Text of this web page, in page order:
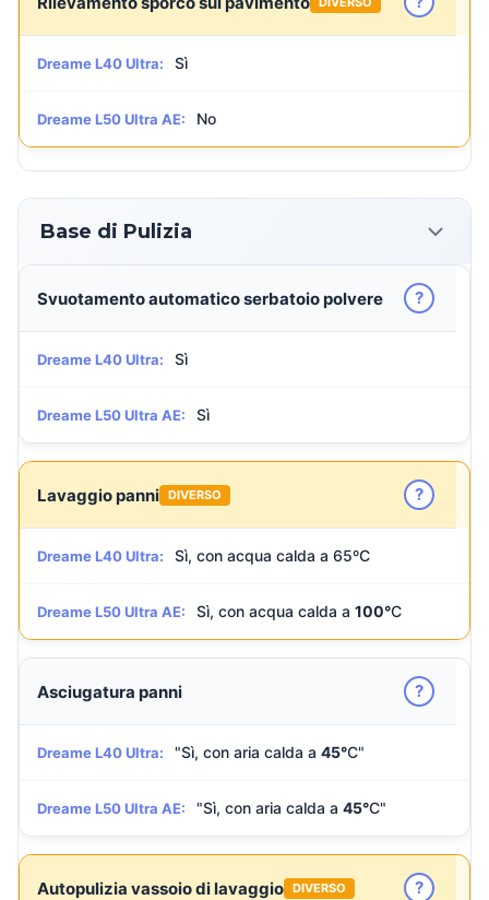
Dreame L40 Ultra: Sì
Dreame L50 Ultra AE: No
Base di Pulizia
Svuotamento automatico serbatoio polvere ?
Dreame L40 Ultra: Sì
Dreame L50 Ultra AE: Sì
Lavaggio panni DIVERSO ?
Dreame L40 Ultra: Sì, con acqua calda a 65ºC
Dreame L50 Ultra AE: Sì, con acqua calda a 100°C
Asciugatura panni ?
Dreame L40 Ultra: "Sì, con aria calda a 45°C"
Dreame L50 Ultra AE: "Sì, con aria calda a 45°C"
Autopulizia vassoio di lavaggio DIVERSO ?